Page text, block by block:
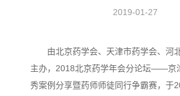
2019-01-27
由北京药学会、天津市药学会、河
主办，2018北京药学年会分论坛——京
秀案例分享暨药师师徒同行争霸赛，于